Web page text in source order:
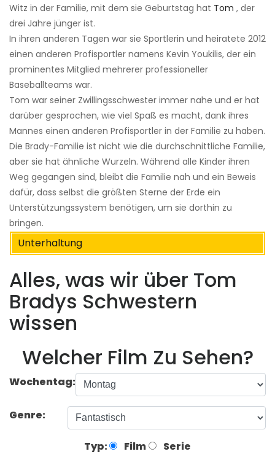
Witz in der Familie, mit dem sie Geburtstag hat Tom , der
drei Jahre jünger ist.
In ihren anderen Tagen war sie Sportlerin und heiratete 2012
einen anderen Profisportler namens Kevin Youkilis, der ein
prominentes Mitglied mehrerer professioneller
Baseballteams war.
Tom war seiner Zwillingsschwester immer nahe und er hat
darüber gesprochen, wie viel Spaß es macht, dank ihres
Mannes einen anderen Profisportler in der Familie zu haben.
Die Brady-Familie ist nicht wie die durchschnittliche Familie,
aber sie hat ähnliche Wurzeln. Während alle Kinder ihren
Weg gegangen sind, bleibt die Familie nah und ein Beweis
dafür, dass selbst die größten Sterne der Erde ein
Unterstützungssystem benötigen, um sie dorthin zu
bringen.
Unterhaltung
Alles, was wir über Tom
Bradys Schwestern
wissen
Welcher Film Zu Sehen?
Wochentag:
Genre:
Typ: Film Serie